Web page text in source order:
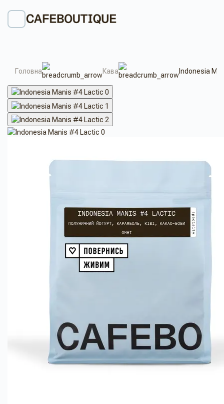
Головна Кава Indonesia